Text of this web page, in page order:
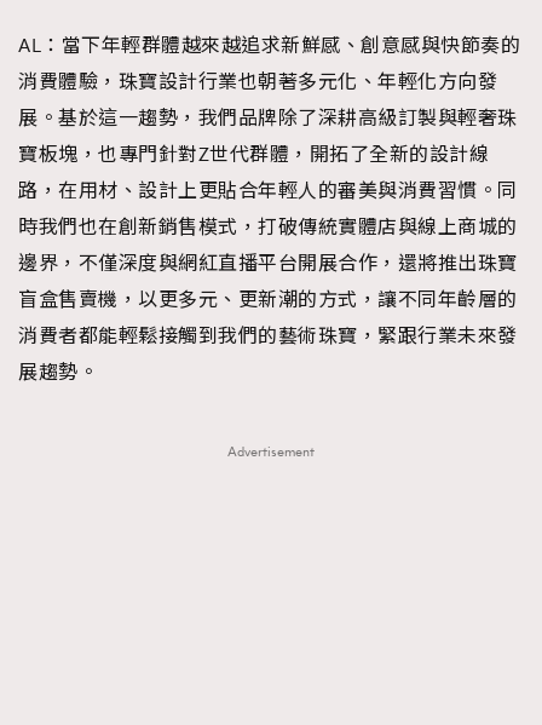
AL：當下年輕群體越來越追求新鮮感、創意感與快節奏的
消費體驗，珠寶設計行業也朝著多元化、年輕化方向發
展。基於這一趨勢，我們品牌除了深耕高級訂製與輕奢珠
寶板塊，也專門針對Z世代群體，開拓了全新的設計線
路，在用材、設計上更貼合年輕人的審美與消費習慣。同
時我們也在創新銷售模式，打破傳統實體店與線上商城的
邊界，不僅深度與網紅直播平台開展合作，還將推出珠寶
盲盒售賣機，以更多元、更新潮的方式，讓不同年齡層的
消費者都能輕鬆接觸到我們的藝術珠寶，緊跟行業未來發
展趨勢。
Advertisement